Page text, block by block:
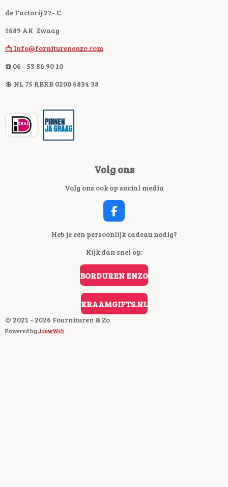
de Factorij 27- C
1689 AK Zwaag
📩 Info@forniturenenzo.com
☎️ 06 - 53 86 90 10
💲 NL 75 RBRB 0200 6834 38
Volg ons
Volg ons ook op social media
F
A
C
B
O
O
Heb je een persoonlijk cadeau nodig?
Kijk dan snel op:
BORDUREN ENZO
KRAAMGIFTS.NL
© 2021 - 2026 Fournituren & Zo
Powered byJouwWeb